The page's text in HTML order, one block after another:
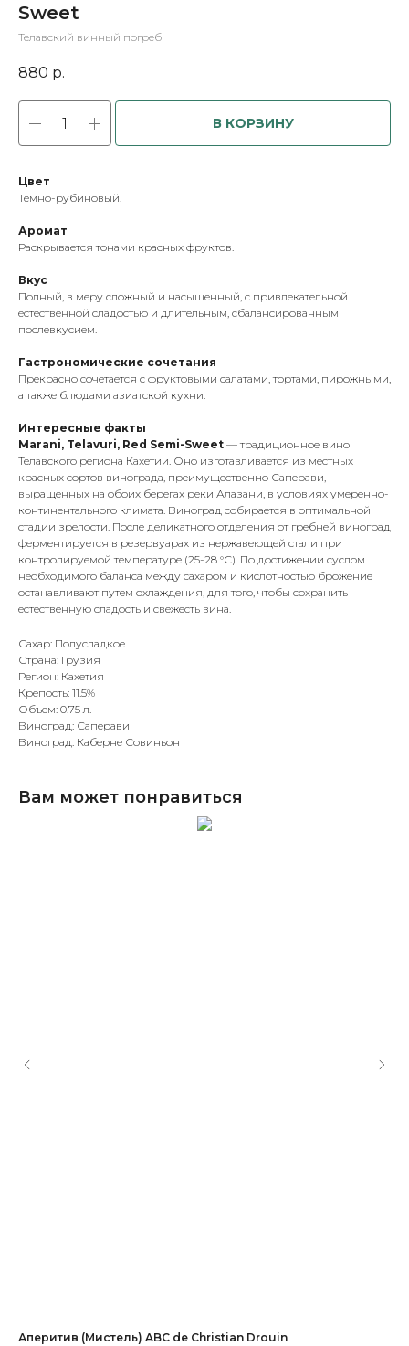
Sweet
Телавский винный погреб
880 р.
В КОРЗИНУ
Цвет
Темно-рубиновый.
Аромат
Раскрывается тонами красных фруктов.
Вкус
Полный, в меру сложный и насыщенный, с привлекательной
естественной сладостью и длительным, сбалансированным
послевкусием.
Гастрономические сочетания
Прекрасно сочетается с фруктовыми салатами, тортами, пирожными,
а также блюдами азиатской кухни.
Интересные факты
Marani, Telavuri, Red Semi-Sweet — традиционное вино
Телавского региона Кахетии. Оно изготавливается из местных
красных сортов винограда, преимущественно Саперави,
выращенных на обоих берегах реки Алазани, в условиях умеренно-
континентального климата. Виноград собирается в оптимальной
стадии зрелости. После деликатного отделения от гребней виноград
ферментируется в резервуарах из нержавеющей стали при
контролируемой температуре (25-28 °С). По достижении суслом
необходимого баланса между сахаром и кислотностью брожение
останавливают путем охлаждения, для того, чтобы сохранить
естественную сладость и свежесть вина.
Сахар: Полусладкое
Страна: Грузия
Регион: Кахетия
Крепость: 11.5%
Объем: 0.75 л.
Виноград: Саперави
Виноград: Каберне Совиньон
Вам может понравиться
Аперитив (Мистель) ABC de Christian Drouin